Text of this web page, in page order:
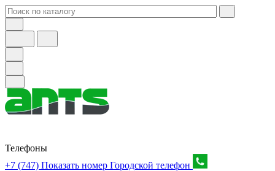
Телефоны
+7 (747) Показать номер Городской телефон